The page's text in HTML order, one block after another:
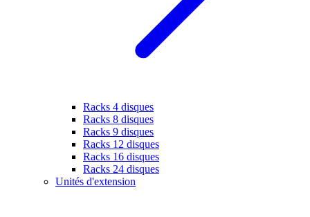
Racks 4 disques
Racks 8 disques
Racks 9 disques
Racks 12 disques
Racks 16 disques
Racks 24 disques
Unités d'extension